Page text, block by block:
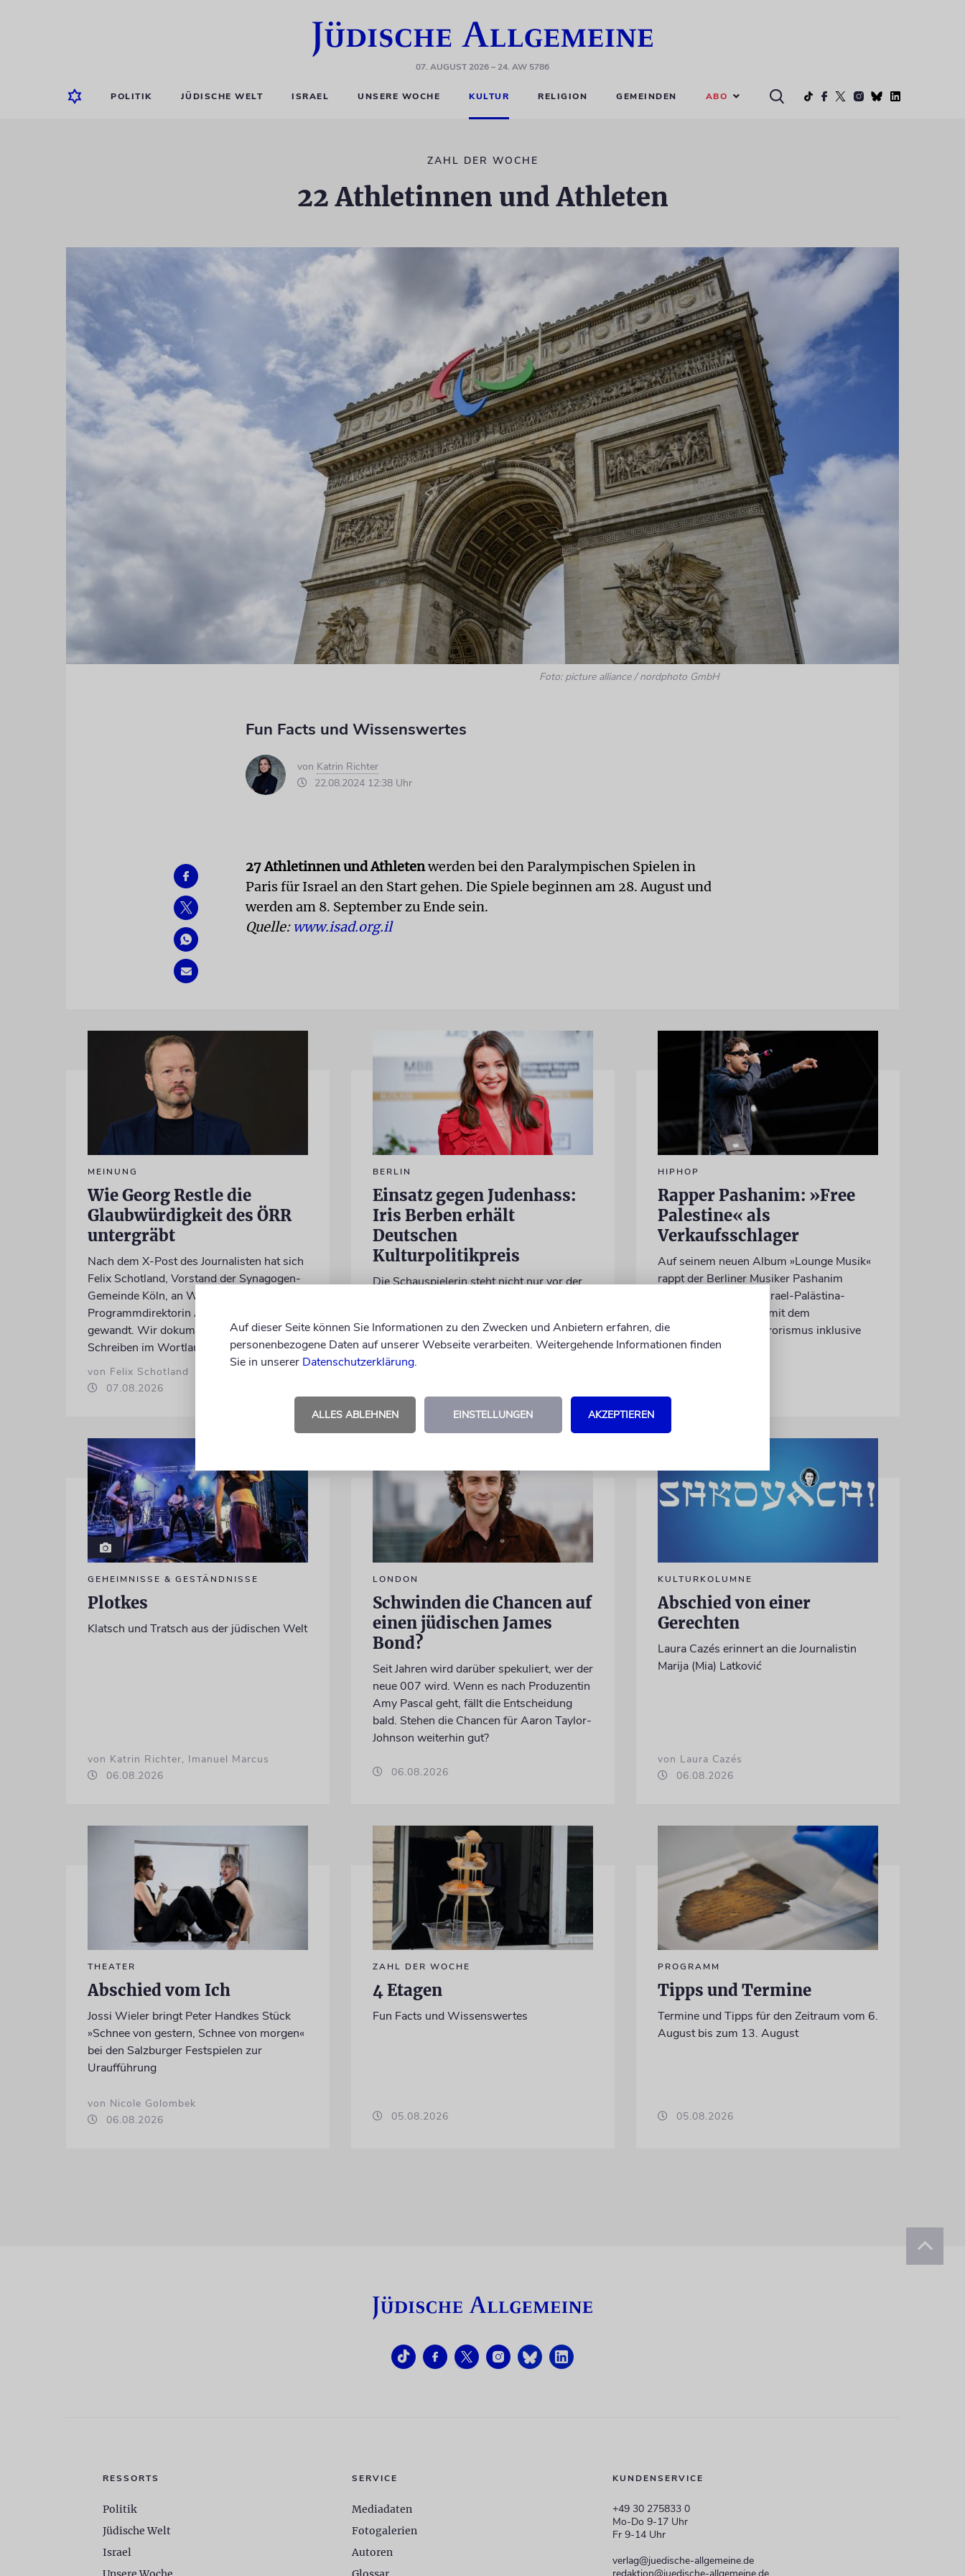
07. AUGUST 2026– 24. AW 5786
POLITIK JÜDISCHE WELT ISRAEL UNSERE WOCHE KULTUR RELIGION GEMEINDEN ABO
ZAHL DER WOCHE
22 Athletinnen und Athleten
Foto: picture alliance / nordphoto GmbH
Fun Facts und Wissenswertes
von Katrin Richter
22.08.2024 12:38 Uhr
27 Athletinnen und Athletenwerden bei den Paralympischen Spielen in
Paris für Israel an den Start gehen. Die Spiele beginnen am 28. August und
werden am 8. September zu Ende sein.
Quelle: www.isad.org.il
MEINUNG
Wie Georg Restle die
Glaubwürdigkeit des ÖRR
untergräbt
Nach dem X-Post des Journalisten hat sich
Felix Schotland, Vorstand der Synagogen-
Gemeinde Köln, an WDR-
Programmdirektorin Andrea Schafarczyk
gewandt. Wir dokumentieren das
Schreiben im Wortlaut
von Felix Schotland
07.08.2026
BERLIN
Einsatz gegen Judenhass:
Iris Berben erhält
Deutschen
Kulturpolitikpreis
Die Schauspielerin steht nicht nur vor der
würdigt diese Leistung mit einem Preis.
Igor Levit ist Laudator
HIPHOP
Rapper Pashanim: »Free
Palestine« als
Verkaufsschlager
Auf seinem neuen Album »Lounge Musik«
rappt der Berliner Musiker Pashanim
wiederholt über den Israel-Palästina-
Konflikt – Kokettieren mit dem
palästinensischen Terrorismus inklusive
GEHEIMNISSE & GESTÄNDNISSE
Plotkes
Klatsch und Tratsch aus der jüdischen Welt
von Katrin Richter, Imanuel Marcus
06.08.2026
LONDON
Schwinden die Chancen auf
einen jüdischen James
Bond?
Seit Jahren wird darüber spekuliert, wer der
neue 007 wird. Wenn es nach Produzentin
Amy Pascal geht, fällt die Entscheidung
bald. Stehen die Chancen für Aaron Taylor-
Johnson weiterhin gut?
06.08.2026
KULTURKOLUMNE
Abschied von einer
Gerechten
Laura Cazés erinnert an die Journalistin
Marija (Mia) Latković
von Laura Cazés
06.08.2026
THEATER
Abschied vom Ich
Jossi Wieler bringt Peter Handkes Stück
»Schnee von gestern, Schnee von morgen«
bei den Salzburger Festspielen zur
Uraufführung
von Nicole Golombek
06.08.2026
ZAHL DER WOCHE
4 Etagen
Fun Facts und Wissenswertes
05.08.2026
PROGRAMM
Tipps und Termine
Termine und Tipps für den Zeitraum vom 6.
August bis zum 13. August
05.08.2026
KUNDENSERVICE
+49 30 275833 0
Mo-Do 9-17 Uhr
Fr 9-14 Uhr
verlag@juedische-allgemeine.de
redaktion@juedische-allgemeine.de
RESSORTS
Politik
Jüdische Welt
Israel
SERVICE
Mediadaten
Fotogalerien
Autoren
Auf dieser Seite können Sie Informationen zu den Zwecken und Anbietern erfahren, die
personenbezogene Daten auf unserer Webseite verarbeiten. Weitergehende Informationen finden
Sie in unserer Datenschutzerklärung.
ALLES ABLEHNEN EINSTELLUNGEN AKZEPTIEREN